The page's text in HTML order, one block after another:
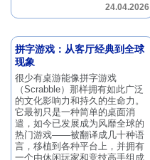
24.04.2026
拼字游戏：从客厅经典到全球
现象
很少有桌游能像拼字游戏
（Scrabble）那样拥有如此广泛
的文化影响力和持久的生命力。
它最初只是一种简单的桌面消
遣，如今已发展成为风靡全球的
热门游戏——被翻译成几十种语
言，移植到各种平台上，并拥有
一个由休闲玩家和竞技高手组成